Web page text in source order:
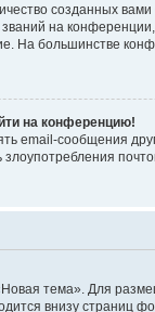
созданных
на
На большинстве
на конференцию!
email-сообщения
тема». Для
внизу